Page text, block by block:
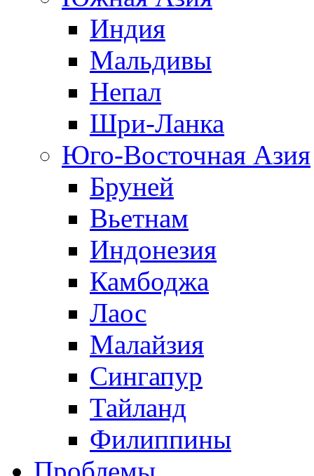
Индия
Мальдивы
Непал
Шри-Ланка
Юго-Восточная Азия
Бруней
Вьетнам
Индонезия
Камбоджа
Лаос
Малайзия
Сингапур
Тайланд
Филиппины